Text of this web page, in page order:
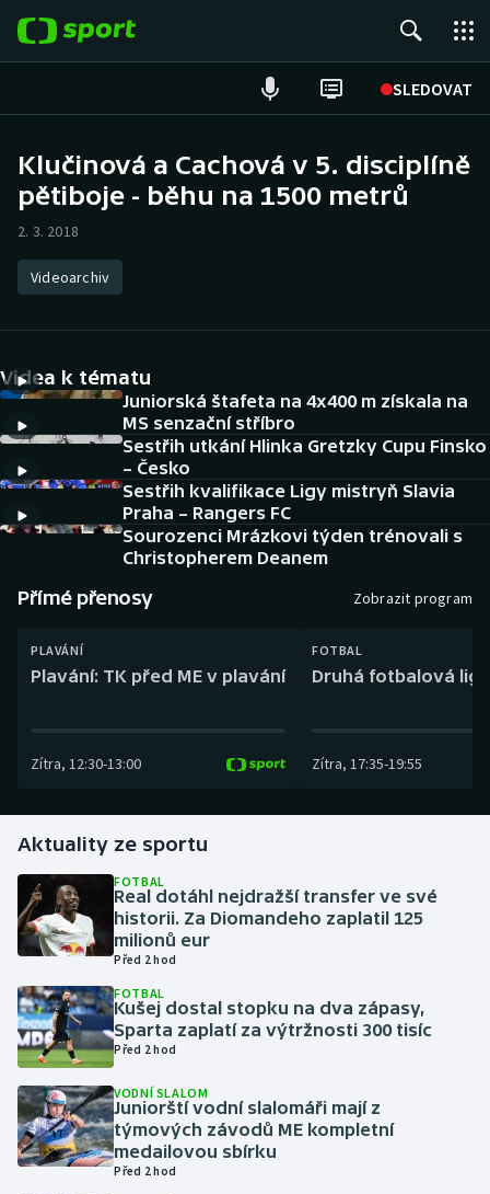
SLEDOVAT
Hokej
Atletika
DALŠÍ SPORTY
Americký fotbal
Baseball a softbal
Biatlon
Boby a skeleton
Curling
Dostihy
Florbal
Futsal
Gymnastika
Házená
Jezdectví
NEPŘEHLÉDNĚTE
Historické návraty
Aplikace ČT sport
AZ kvíz
Klučinová a Cachová v 5. disciplíně
pětiboje - běhu na 1500 metrů
2. 3. 2018
Videoarchiv
Videa k tématu
Juniorská štafeta na 4x400 m získala na
MS senzační stříbro
Sestřih utkání Hlinka Gretzky Cupu Finsko
– Česko
Sestřih kvalifikace Ligy mistryň Slavia
Praha – Rangers FC
Sourozenci Mrázkovi týden trénovali s
Christopherem Deanem
Přímé přenosy Zobrazit program
PLAVÁNÍ
Plavání: TK před ME v plavání
Zítra, 12:30-13:00
FOTBAL
Druhá fotbalová
Zítra, 17:35-19:55
Aktuality ze sportu
FOTBAL
Real dotáhl nejdražší transfer ve své
historii. Za Diomandeho zaplatil 125
milionů eur
Před 2 hod
FOTBAL
Kušej dostal stopku na dva zápasy,
Sparta zaplatí za výtržnosti 300 tisíc
Před 2 hod
VODNÍ SLALOM
Juniorští vodní slalomáři mají z
týmových závodů ME kompletní
medailovou sbírku
Před 2 hod